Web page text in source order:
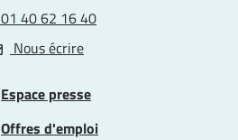
01 40 62 16 40
Nous écrire
Espace presse
Offres d'emploi